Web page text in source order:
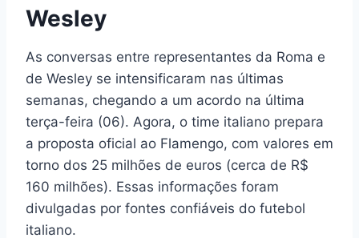
Wesley
As conversas entre representantes da Roma e
de Wesley se intensificaram nas últimas
semanas, chegando a um acordo na última
terça-feira (06). Agora, o time italiano prepara
a proposta oficial ao Flamengo, com valores em
torno dos 25 milhões de euros (cerca de R$
160 milhões). Essas informações foram
divulgadas por fontes confiáveis do futebol
italiano.